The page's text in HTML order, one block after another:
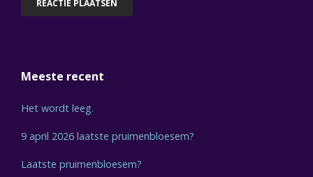
Meeste recent
Het wordt leeg.
9 april 2026 laatste pruimenbloesem?
Laatste pruimenbloesem?